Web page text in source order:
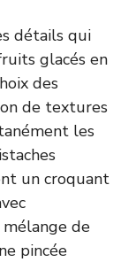
détails qui
glacés en
des
de textures
les
un croquant
mélange de
pincée